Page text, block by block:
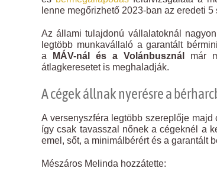
lenne megőrizhető 2023-ban az eredeti
Az állami tulajdonú vállalatoknál
legtöbb munkavállaló a garantált
a
MÁV-nál és a Volánbusznál már
átlagkeresetet is meghaladják.
A cégek állnak nyerésre a
A versenyszféra legtöbb szereplője
így csak tavasszal nőnek a cégeknél a
emel, sőt, a minimálbérért és a garantált
Mészáros Melinda hozzátette: